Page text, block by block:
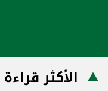
الأكثر قراءة